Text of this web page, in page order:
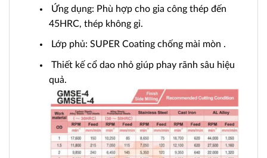
Ứng dụng: Phù hợp cho gia công thép đến
45HRC, thép không gỉ.
Lớp phủ: SUPER Coating chống mài mòn .
Thiết kế cổ dao nhỏ giúp phay rãnh sâu hiệu
quả.